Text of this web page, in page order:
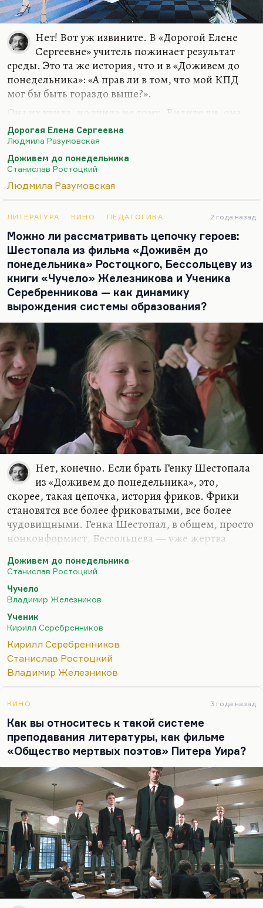
Нет! Вот уж извините. В «Дорогой Елене
Сергеевне» учитель пожинает результат
среды. Это та же история, что и в «Доживем до
понедельника»: «А прав ли в том, что мой КПД
мог бы быть гораздо выше?».
Она их учила, но учила не тому. Видите ли, она
учила их добру, а требуется от них совсем другое.
Это учитель, столкнувшийся с тем, что
обнулились его действия, что обнулилось его
преподавание. Среда, мир, история обнулили их.
Это очень горько.
предыдущих века русской культуры. Простите, а
когда хунвейбины плевали в лицо профессорам и
надевали на них бумажные колпаки, разве не
обнулились несколько веков, а может быть, и
несколько тысячелетий китайской…
Дорогая Елена Сергеевна
Людмила Разумовская
Доживем до понедельника
Станислав Ростоцкий
Людмила Разумовская
ЛИТЕРАТУРА КИНО ПЕДАГОГИКА 2 года назад
Можно ли рассматривать цепочку героев:
Шестопала из фильма «Доживём до
понедельника» Ростоцкого, Бессольцеву из
книги «Чучело» Железникова и Ученика
Серебренникова — как динамику
вырождения системы образования?
Нет, конечно. Если брать Генку Шестопала
из «Доживем до понедельника», это,
скорее, такая цепочка, история фриков. Фрики
становятся все более фриковатыми, все более
чудовищными. Генка Шестопал, в общем, просто
нонконформист, Бессольцева — уже жертва
общем, маньяк. Это уже случая mania religiosa.
То, что фрики становятся все более невыносимы, а
масса все более агрессивна и в каком-то смысле
все более отвратительна,— да, этого нельзя не
заметить. Но это происходит не потому, что
деградирует система образования, а потому, что
деградирует общество и людям нечего делать.
Понимаете, поляризация в любом обществе —
это признак болезни. У меня в «ЖД» была…
Доживем до понедельника
Станислав Ростоцкий
Чучело
Владимир Железников
Ученик
Кирилл Серебренников
Кирилл Серебренников
Станислав Ростоцкий
Владимир Железников
КИНО 3 года назад
Как вы относитесь к такой системе
преподавания литературы, как фильме
«Общество мертвых поэтов» Питера Уира?